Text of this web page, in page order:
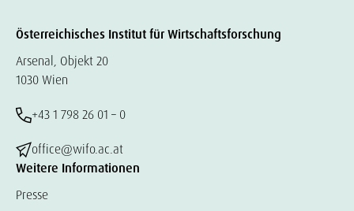
Österreichisches Institut für Wirtschaftsforschung
Arsenal, Objekt 20
1030 Wien
+43 1 798 26 01 – 0
office@wifo.ac.at
Weitere Informationen
Presse